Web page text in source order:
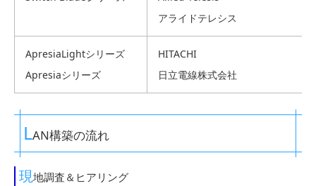
アライドテレシス
ApresiaLightシリーズ
Apresiaシリーズ
HITACHI
日立電線株式会社
LAN構築の流れ
現地調査＆ヒアリング